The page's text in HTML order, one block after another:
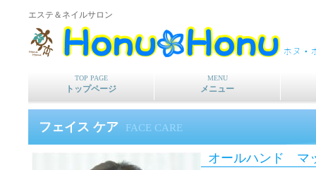
エステ＆ネイルサロン
フェイス ケア FACE CARE
オールハンド マ
TOP PAGE
トップページ
MENU
メニュー